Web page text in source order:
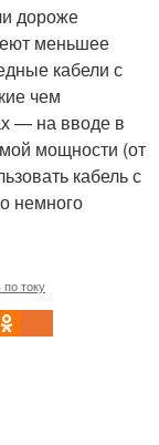
дороже
меньшее
кабели с
чем
— на вводе в
мощности (от
кабель с
немного
по току